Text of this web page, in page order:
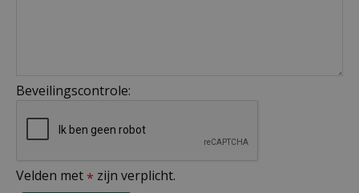
Beveilingscontrole:
Velden met * zijn verplicht.